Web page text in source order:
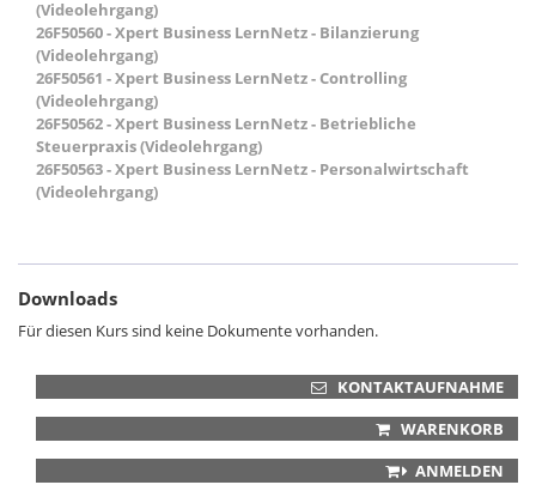
(Videolehrgang)
26F50560 - Xpert Business LernNetz - Bilanzierung
(Videolehrgang)
26F50561 - Xpert Business LernNetz - Controlling
(Videolehrgang)
26F50562 - Xpert Business LernNetz - Betriebliche
Steuerpraxis (Videolehrgang)
26F50563 - Xpert Business LernNetz - Personalwirtschaft
(Videolehrgang)
Downloads
Für diesen Kurs sind keine Dokumente vorhanden.
KONTAKTAUFNAHME
WARENKORB
ANMELDEN